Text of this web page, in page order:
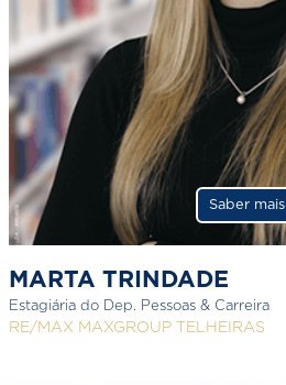
Saber mais
MARTA TRINDADE
Estagiária do Dep. Pessoas & Carreira
RE/MAX MAXGROUP TELHEIRAS